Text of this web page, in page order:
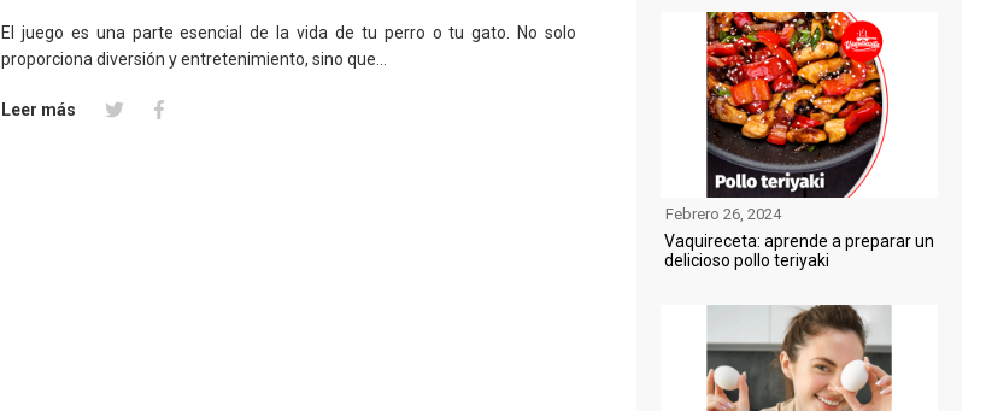
El juego es una parte esencial de la vida de tu perro o tu gato. No solo
proporciona diversión y entretenimiento, sino que...
Leer más
Febrero 26, 2024
Vaquireceta: aprende a preparar un
delicioso pollo teriyaki